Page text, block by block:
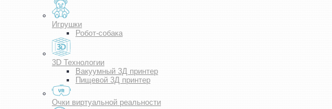
Игрушки
Робот-собака
3D Технологии
Вакуумный 3Д принтер
Пищевой 3Д принтер
Очки виртуальной реальности